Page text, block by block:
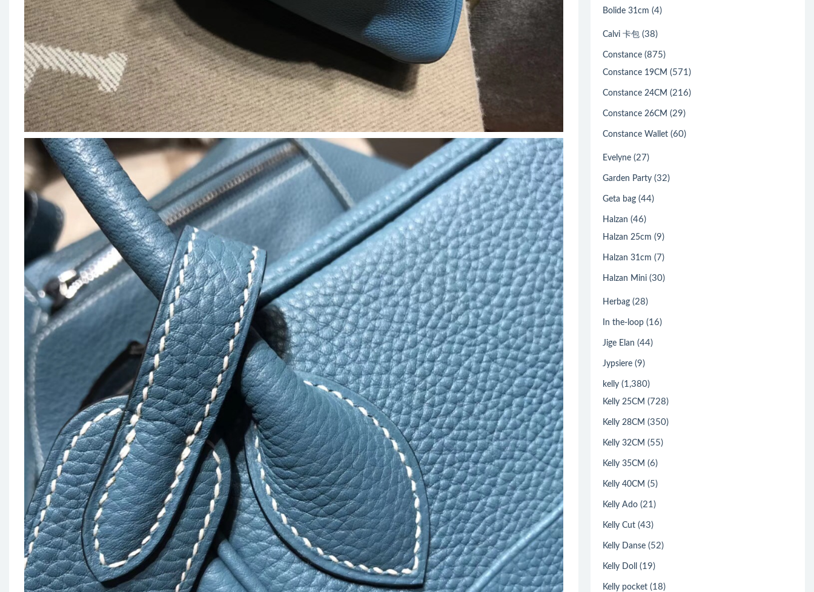
Bolide 31cm (4)
Calvi 卡包 (38)
Constance (875)
Constance 19CM (571)
Constance 24CM (216)
Constance 26CM (29)
Constance Wallet (60)
Evelyne (27)
Garden Party (32)
Geta bag (44)
Halzan (46)
Halzan 25cm (9)
Halzan 31cm (7)
Halzan Mini (30)
Herbag (28)
In the-loop (16)
Jige Elan (44)
Jypsiere (9)
kelly (1,380)
Kelly 25CM (728)
Kelly 28CM (350)
Kelly 32CM (55)
Kelly 35CM (6)
Kelly 40CM (5)
Kelly Ado (21)
Kelly Cut (43)
Kelly Danse (52)
Kelly Doll (19)
Kelly pocket (18)